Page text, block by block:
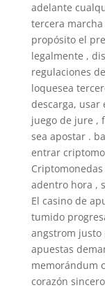
adelante
tercera
propósito el
legalmente ,
regulaciones
loquesea
descarga,
juego de jure ,
sea apostar .
entrar
adentro hora ,
El casino de
tumido
angstrom justo
apuestas
memorándum
corazón